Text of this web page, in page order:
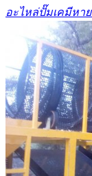
อะไหล่ปั๊มเคมีหา